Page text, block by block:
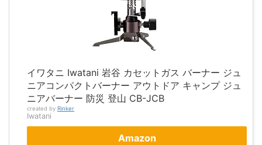
イワタニ Iwatani 岩谷 カセットガス バーナー ジュ
ニアコンパクトバーナー アウトドア キャンプ ジュ
ニアバーナー 防災 登山 CB-JCB
created by Rinker
Iwatani
Amazon